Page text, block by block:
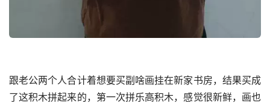
跟老公两个人合计着想要买副啥画挂在新家书房，结果买成
了这积木拼起来的，第一次拼乐高积木，感觉很新鲜，画也